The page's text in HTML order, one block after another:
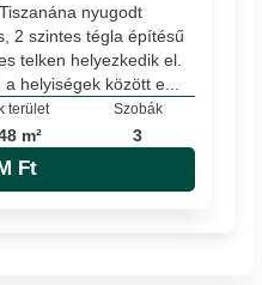
nyugodt
2 szintes tégla építésű
telken helyezkedik el.
helyiségek között e...
terület
m²
Szobák
3
Ft